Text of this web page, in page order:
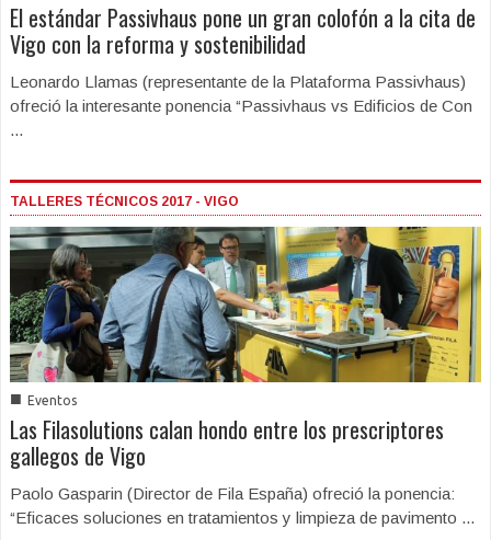
El estándar Passivhaus pone un gran colofón a la cita de
Vigo con la reforma y sostenibilidad
Leonardo Llamas (representante de la Plataforma Passivhaus)
ofreció la interesante ponencia “Passivhaus vs Edificios de Con
...
TALLERES TÉCNICOS 2017 - VIGO
■ Eventos
Las Filasolutions calan hondo entre los prescriptores
gallegos de Vigo
Paolo Gasparin (Director de Fila España) ofreció la ponencia:
“Eficaces soluciones en tratamientos y limpieza de pavimento ...